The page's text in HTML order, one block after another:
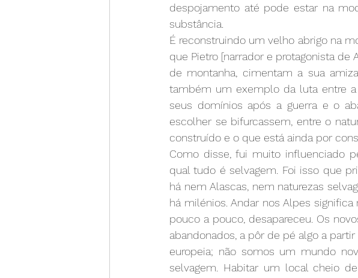
despojamento até pode estar na
substância.
É reconstruindo um velho abrigo na
que Pietro [narrador e protagonista de
de montanha, cimentam a sua
também um exemplo da luta entre
seus domínios após a guerra e o
escolher se bifurcassem, entre o
construído e o que está ainda por
Como disse, fui muito influenciado
qual tudo é selvagem. Foi isso que
há nem Alascas, nem naturezas
há milénios. Andar nos Alpes
pouco a pouco, desapareceu. Os
abandonados, a pôr de pé algo a
europeia; não somos um mundo
selvagem. Habitar um local cheio